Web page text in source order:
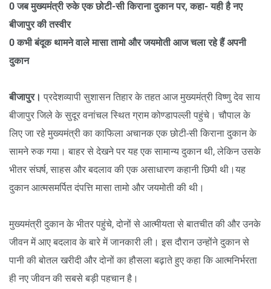
0 जब मुख्यमंत्री रुके एक छोटी-सी किराना दुकान पर, कहा- यही है नए
बीजापुर की तस्वीर
0 कभी बंदूक थामने वाले मासा तामो और जयमोती आज चला रहे हैं अपनी
दुकान
बीजापुर। प्रदेशव्यापी सुशासन तिहार के तहत आज मुख्यमंत्री विष्णु देव साय
बीजापुर जिले के सुदूर वनांचल स्थित ग्राम कोण्डापल्ली पहुंचे। चौपाल के
लिए जा रहे मुख्यमंत्री का काफिला अचानक एक छोटी-सी किराना दुकान के
सामने रुक गया। बाहर से देखने पर यह एक सामान्य दुकान थी, लेकिन उसके
भीतर संघर्ष, साहस और बदलाव की एक असाधारण कहानी छिपी थी।यह
दुकान आत्मसमर्पित दंपत्ति मासा तामो और जयमोती की थी।
मुख्यमंत्री दुकान के भीतर पहुंचे, दोनों से आत्मीयता से बातचीत की और उनके
जीवन में आए बदलाव के बारे में जानकारी ली। इस दौरान उन्होंने दुकान से
पानी की बोतल खरीदी और दोनों का हौसला बढ़ाते हुए कहा कि आत्मनिर्भरता
ही नए जीवन की सबसे बड़ी पहचान है।